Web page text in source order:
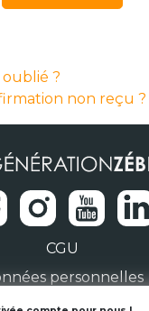
oublié ?
non reçu ?
CGU
personnelles